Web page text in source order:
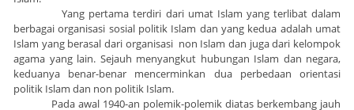
Yang pertama terdiri dari umat Islam yang terlibat dalam
berbagai organisasi sosial politik Islam dan yang kedua adalah umat
Islam yang berasal dari organisasi non Islam dan juga dari kelompok
agama yang lain. Sejauh menyangkut hubungan Islam dan negara,
keduanya benar-benar mencerminkan dua perbedaan orientasi
politik Islam dan non politik Islam.
Pada awal 1940-an polemik-polemik diatas berkembang jauh